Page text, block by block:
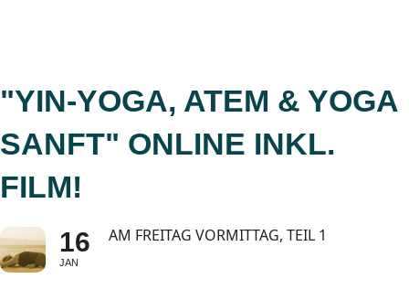
"YIN-YOGA, ATEM & YOGA
SANFT" ONLINE INKL.
FILM!
16
JAN
AM FREITAG VORMITTAG, TEIL 1